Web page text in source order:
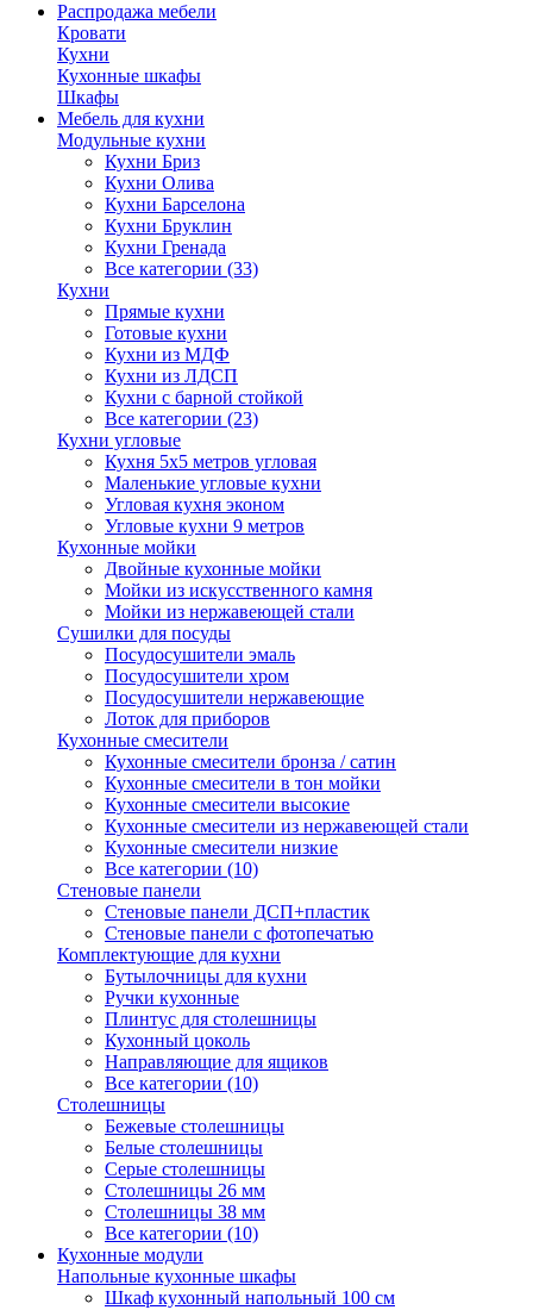
Распродажа мебели
Кровати
Кухни
Кухонные шкафы
Шкафы
Мебель для кухни
Модульные кухни
Кухни Бриз
Кухни Олива
Кухни Барселона
Кухни Бруклин
Кухни Гренада
Все категории (33)
Кухни
Прямые кухни
Готовые кухни
Кухни из МДФ
Кухни из ЛДСП
Кухни с барной стойкой
Все категории (23)
Кухни угловые
Кухня 5х5 метров угловая
Маленькие угловые кухни
Угловая кухня эконом
Угловые кухни 9 метров
Кухонные мойки
Двойные кухонные мойки
Мойки из искусственного камня
Мойки из нержавеющей стали
Сушилки для посуды
Посудосушители эмаль
Посудосушители хром
Посудосушители нержавеющие
Лоток для приборов
Кухонные смесители
Кухонные смесители бронза / сатин
Кухонные смесители в тон мойки
Кухонные смесители высокие
Кухонные смесители из нержавеющей стали
Кухонные смесители низкие
Все категории (10)
Стеновые панели
Стеновые панели ДСП+пластик
Стеновые панели с фотопечатью
Комплектующие для кухни
Бутылочницы для кухни
Ручки кухонные
Плинтус для столешницы
Кухонный цоколь
Направляющие для ящиков
Все категории (10)
Столешницы
Бежевые столешницы
Белые столешницы
Серые столешницы
Столешницы 26 мм
Столешницы 38 мм
Все категории (10)
Кухонные модули
Напольные кухонные шкафы
Шкаф кухонный напольный 100 см